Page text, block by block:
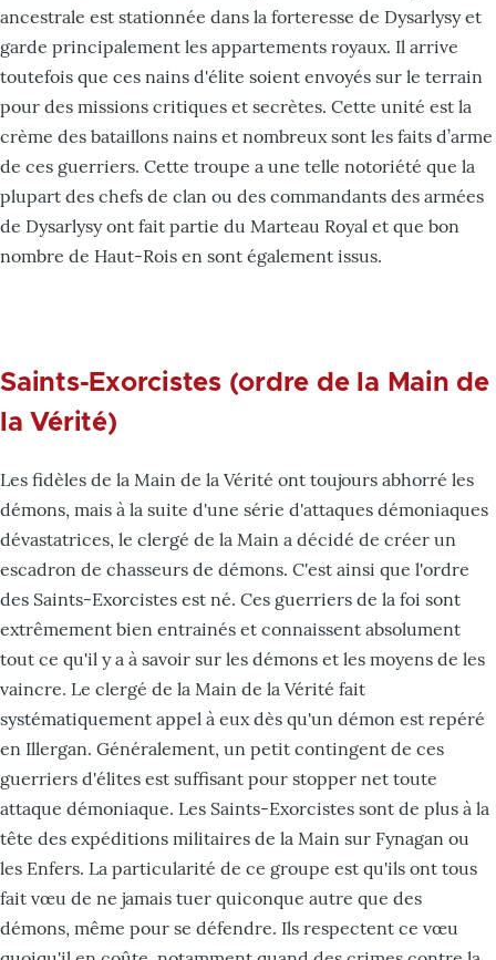
ancestrale est stationnée dans la forteresse de Dysarlysy et
garde principalement les appartements royaux. Il arrive
toutefois que ces nains d'élite soient envoyés sur le terrain
pour des missions critiques et secrètes. Cette unité est la
crème des bataillons nains et nombreux sont les faits d’arme
de ces guerriers. Cette troupe a une telle notoriété que la
plupart des chefs de clan ou des commandants des armées
de Dysarlysy ont fait partie du Marteau Royal et que bon
nombre de Haut-Rois en sont également issus.
Saints-Exorcistes (ordre de la Main de
la Vérité)
Les fidèles de la Main de la Vérité ont toujours abhorré les
démons, mais à la suite d'une série d'attaques démoniaques
dévastatrices, le clergé de la Main a décidé de créer un
escadron de chasseurs de démons. C'est ainsi que l'ordre
des Saints-Exorcistes est né. Ces guerriers de la foi sont
extrêmement bien entrainés et connaissent absolument
tout ce qu'il y a à savoir sur les démons et les moyens de les
vaincre. Le clergé de la Main de la Vérité fait
systématiquement appel à eux dès qu'un démon est repéré
en Illergan. Généralement, un petit contingent de ces
guerriers d'élites est suffisant pour stopper net toute
attaque démoniaque. Les Saints-Exorcistes sont de plus à la
tête des expéditions militaires de la Main sur Fynagan ou
les Enfers. La particularité de ce groupe est qu'ils ont tous
fait vœu de ne jamais tuer quiconque autre que des
démons, même pour se défendre. Ils respectent ce vœu